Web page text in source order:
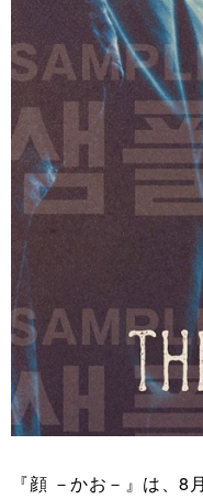
『顔 －かお－』は、8